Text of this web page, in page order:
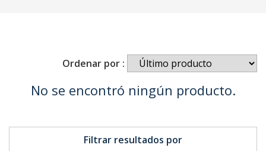
Filtrar resultados por
Ordenar por :
No se encontró ningún producto.